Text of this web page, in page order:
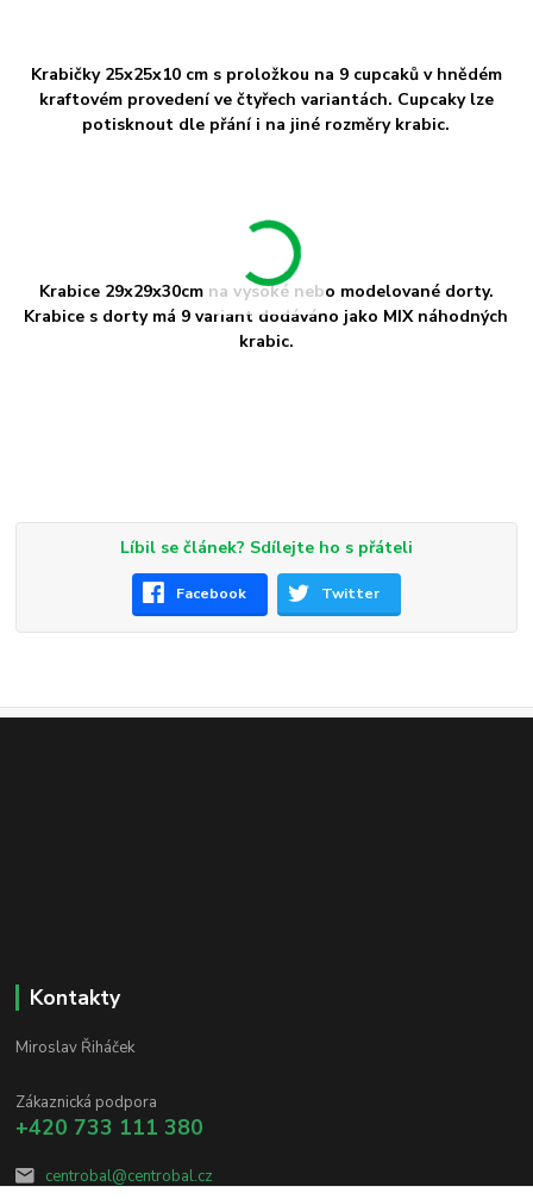
Krabičky 25x25x10 cm s proložkou na 9 cupcaků v hnědém
kraftovém provedení ve čtyřech variantách. Cupcaky lze
potisknout dle přání i na jiné rozměry krabic.
Krabice 29x29x30cm na vysoké nebo modelované dorty.
Krabice s dorty má 9 variant dodáváno jako MIX náhodných
krabic.
Líbil se článek? Sdílejte ho s přáteli
Facebook Twitter
Kontakty
Miroslav Řiháček
Zákaznická podpora
+420 733 111 380
centrobal@centrobal.cz